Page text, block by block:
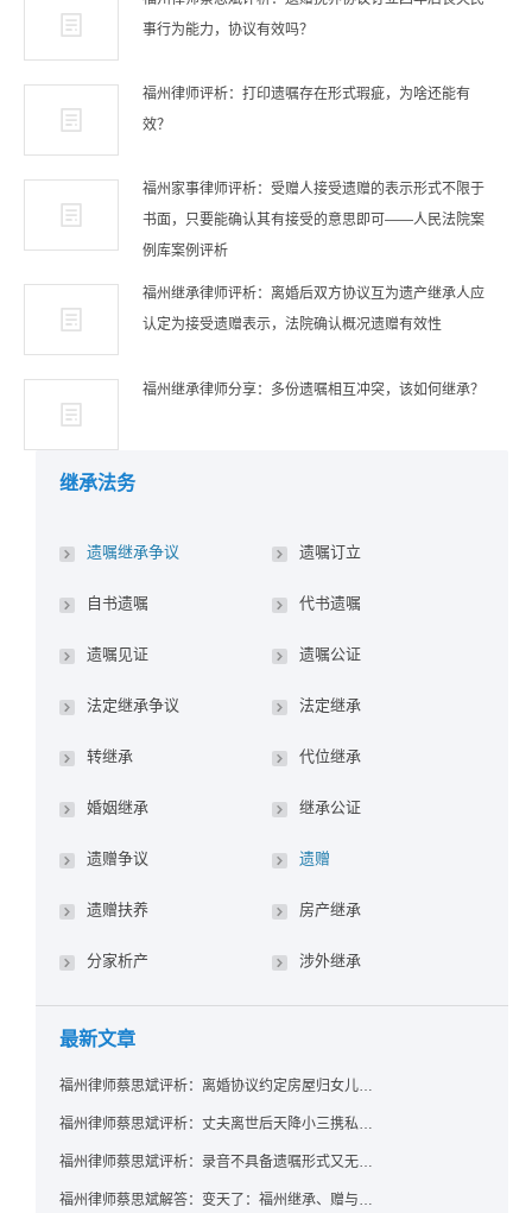
事行为能力，协议有效吗？
福州律师评析：打印遗嘱存在形式瑕疵，为啥还能有
效？
福州家事律师评析：受赠人接受遗赠的表示形式不限于
书面，只要能确认其有接受的意思即可——人民法院案
例库案例评析
福州继承律师评析：离婚后双方协议互为遗产继承人应
认定为接受遗赠表示，法院确认概况遗赠有效性
福州继承律师分享：多份遗嘱相互冲突，该如何继承？
继承法务
遗嘱继承争议 遗嘱订立
自书遗嘱 代书遗嘱
遗嘱见证 遗嘱公证
法定继承争议 法定继承
转继承 代位继承
婚姻继承 继承公证
遗赠争议 遗赠
遗赠扶养 房产继承
分家析产 涉外继承
最新文章
福州律师蔡思斌评析：离婚协议约定房屋归女儿所有，父亲去世后继母能否拒绝过户？
福州律师蔡思斌评析：丈夫离世后天降小三携私生子争遗产，法院正义判决保住原配80%份额！
福州律师蔡思斌评析：录音不具备遗嘱形式又无法证明赠与意愿——法院：按法定继承处理
福州律师蔡思斌解答：变天了：福州继承、赠与房产转让要收20%个税？福州国税官方回复来了！